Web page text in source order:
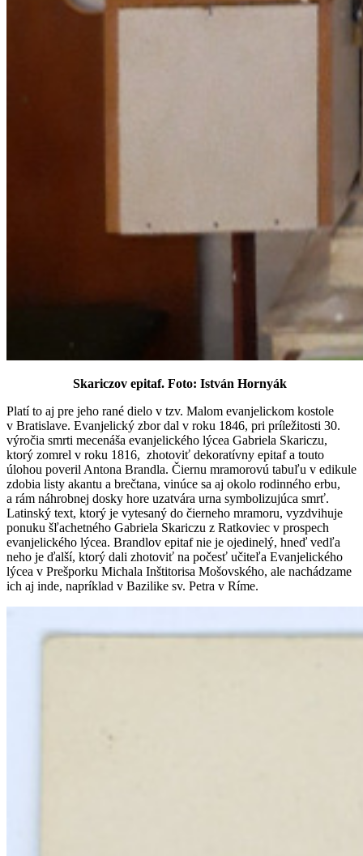
Skariczov epitaf. Foto: István Hornyák
Platí to aj pre jeho rané dielo v tzv. Malom evanjelickom kostole
v Bratislave. Evanjelický zbor dal v roku 1846, pri príležitosti 30.
výročia smrti mecenáša evanjelického lýcea Gabriela Skariczu,
ktorý zomrel v roku 1816, zhotoviť dekoratívny epitaf a touto
úlohou poveril Antona Brandla. Čiernu mramorovú tabuľu v edikule
zdobia listy akantu a brečtana, vinúce sa aj okolo rodinného erbu,
a rám náhrobnej dosky hore uzatvára urna symbolizujúca smrť.
Latinský text, ktorý je vytesaný do čierneho mramoru, vyzdvihuje
ponuku šľachetného Gabriela Skariczu z Ratkoviec v prospech
evanjelického lýcea. Brandlov epitaf nie je ojedinelý, hneď vedľa
neho je ďalší, ktorý dali zhotoviť na počesť učiteľa Evanjelického
lýcea v Prešporku Michala Inštitorisa Mošovského, ale nachádzame
ich aj inde, napríklad v Bazilike sv. Petra v Ríme.